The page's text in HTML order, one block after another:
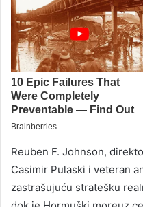
Reuben F. Johnson,
Casimir Pulaski i veteran
zastrašujuću stratešku